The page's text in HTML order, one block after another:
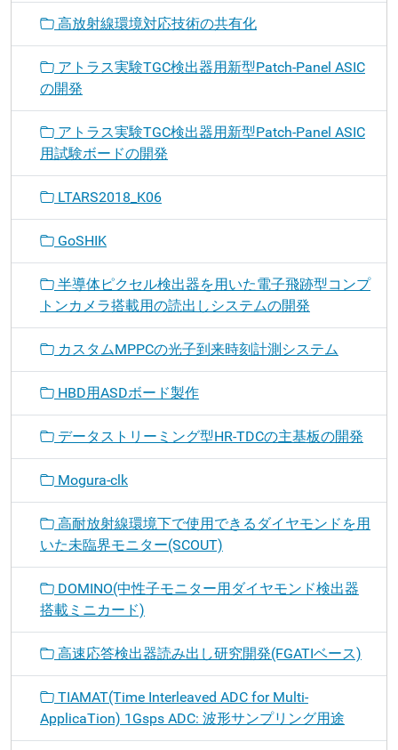
高放射線環境対応技術の共有化
アトラス実験TGC検出器用新型Patch-Panel ASIC
の開発
アトラス実験TGC検出器用新型Patch-Panel ASIC
用試験ボードの開発
LTARS2018_K06
GoSHIK
半導体ピクセル検出器を用いた電子飛跡型コンプ
トンカメラ搭載用の読出しシステムの開発
カスタムMPPCの光子到来時刻計測システム
HBD用ASDボード製作
データストリーミング型HR-TDCの主基板の開発
Mogura-clk
高耐放射線環境下で使用できるダイヤモンドを用
いた未臨界モニター(SCOUT)
DOMINO(中性子モニター用ダイヤモンド検出器
搭載ミニカード)
高速応答検出器読み出し研究開発(FGATIベース)
TIAMAT(Time Interleaved ADC for Multi-
ApplicaTion) 1Gsps ADC: 波形サンプリング用途